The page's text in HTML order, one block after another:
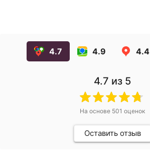
4.7 4.9 4.4
4.7 из 5
На основе 501 оценок
Оставить отзыв